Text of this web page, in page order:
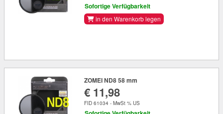
Sofortige Verfügbarkeit
in den Warenkorb legen
ZOMEI ND8 58 mm
€ 11,98
FID 61034 - MwSt % US